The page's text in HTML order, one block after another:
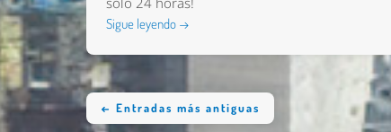
Sigue leyendo →
← Entradas más antiguas